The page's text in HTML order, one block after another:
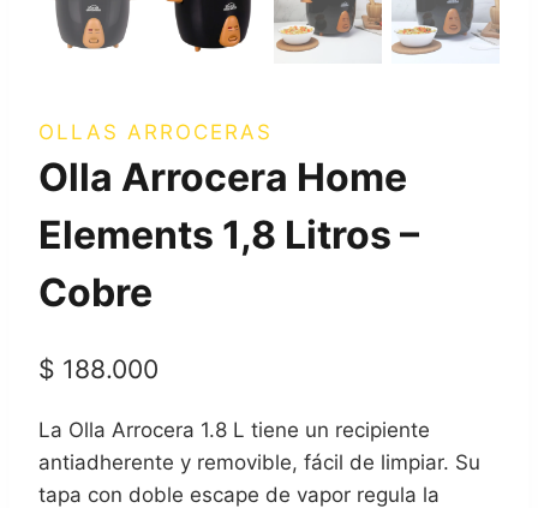
OLLAS ARROCERAS
Olla Arrocera Home
Elements 1,8 Litros –
Cobre
$ 188.000
La Olla Arrocera 1.8 L tiene un recipiente
antiadherente y removible, fácil de limpiar. Su
tapa con doble escape de vapor regula la